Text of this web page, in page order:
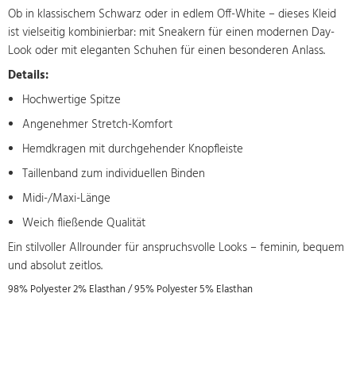
Ob in klassischem Schwarz oder in edlem Off-White – dieses Kleid
ist vielseitig kombinierbar: mit Sneakern für einen modernen Day-
Look oder mit eleganten Schuhen für einen besonderen Anlass.
Details:
Hochwertige Spitze
Angenehmer Stretch-Komfort
Hemdkragen mit durchgehender Knopfleiste
Taillenband zum individuellen Binden
Midi-/Maxi-Länge
Weich fließende Qualität
Ein stilvoller Allrounder für anspruchsvolle Looks – feminin, bequem
und absolut zeitlos.
98% Polyester 2% Elasthan / 95% Polyester 5% Elasthan